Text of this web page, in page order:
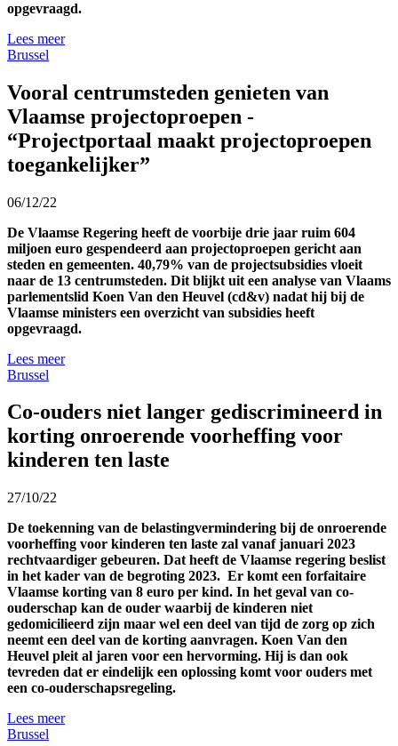
opgevraagd.
Lees meer
Brussel
Vooral centrumsteden genieten van
Vlaamse projectoproepen -
“Projectportaal maakt projectoproepen
toegankelijker”
06/12/22
De Vlaamse Regering heeft de voorbije drie jaar ruim 604
miljoen euro gespendeerd aan projectoproepen gericht aan
steden en gemeenten. 40,79% van de projectsubsidies vloeit
naar de 13 centrumsteden. Dit blijkt uit een analyse van Vlaams
parlementslid Koen Van den Heuvel (cd&v) nadat hij bij de
Vlaamse ministers een overzicht van subsidies heeft
opgevraagd.
Lees meer
Brussel
Co-ouders niet langer gediscrimineerd in
korting onroerende voorheffing voor
kinderen ten laste
27/10/22
De toekenning van de belastingvermindering bij de onroerende
voorheffing voor kinderen ten laste zal vanaf januari 2023
rechtvaardiger gebeuren. Dat heeft de Vlaamse regering beslist
in het kader van de begroting 2023. Er komt een forfaitaire
Vlaamse korting van 8 euro per kind. In het geval van co-
ouderschap kan de ouder waarbij de kinderen niet
gedomicilieerd zijn maar wel een deel van tijd de zorg op zich
neemt een deel van de korting aanvragen. Koen Van den
Heuvel pleit al jaren voor een hervorming. Hij is dan ook
tevreden dat er eindelijk een oplossing komt voor ouders met
een co-ouderschapsregeling.
Lees meer
Brussel